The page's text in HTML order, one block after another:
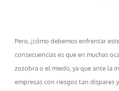
Pero, ¿cómo debemos enfrentar
consecuencias es que en muchas
zozobra o el miedo, ya que ante la
empresas con riesgos tan dispares